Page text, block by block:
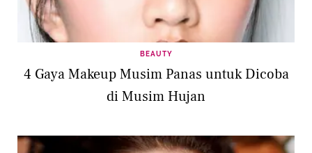
BEAUTY
4 Gaya Makeup Musim Panas untuk Dicoba
di Musim Hujan